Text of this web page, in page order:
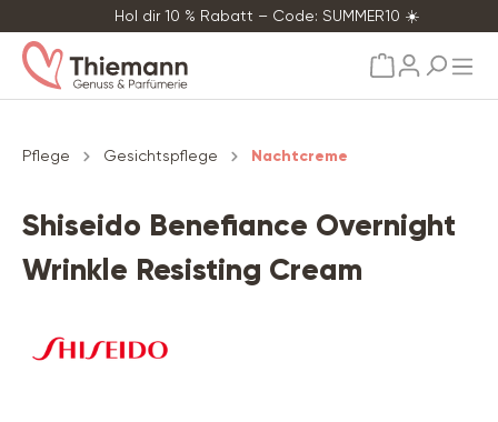
Hol dir 10 % Rabatt – Code: SUMMER10 ☀️
Pflege Gesichtspflege Nachtcreme
Shiseido Benefiance Overnight
Wrinkle Resisting Cream